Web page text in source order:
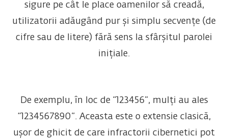
sigure pe cât le place oamenilor să creadă,
utilizatorii adăugând pur și simplu secvențe (de
cifre sau de litere) fără sens la sfârșitul parolei
inițiale.
De exemplu, în loc de “123456”, mulți au ales
“1234567890”. Aceasta este o extensie clasică,
ușor de ghicit de care infractorii cibernetici pot